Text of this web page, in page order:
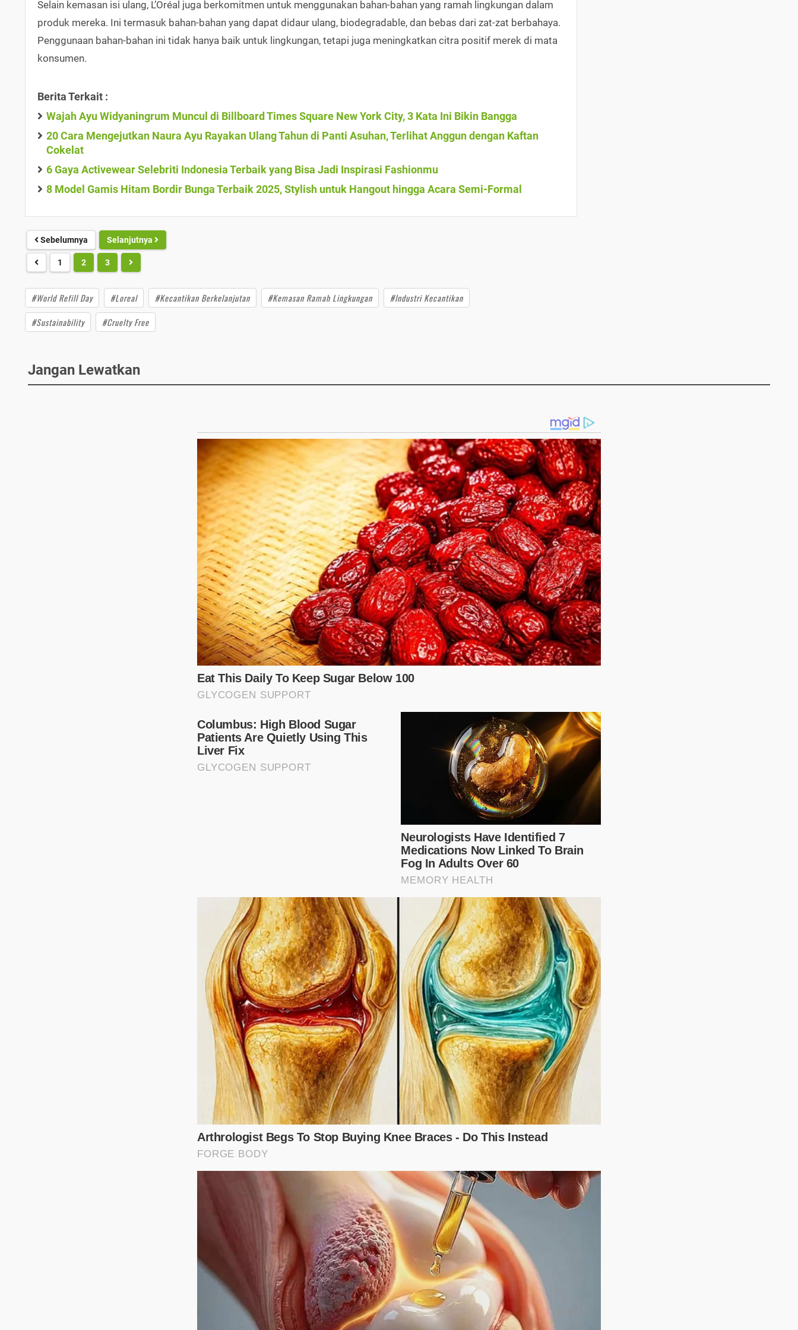
Selain kemasan isi ulang, L’Oréal juga berkomitmen untuk menggunakan bahan-bahan yang ramah lingkungan dalam
produk mereka. Ini termasuk bahan-bahan yang dapat didaur ulang, biodegradable, dan bebas dari zat-zat berbahaya.
Penggunaan bahan-bahan ini tidak hanya baik untuk lingkungan, tetapi juga meningkatkan citra positif merek di mata
konsumen.
Berita Terkait :
Wajah Ayu Widyaningrum Muncul di Billboard Times Square New York City, 3 Kata Ini Bikin Bangga
20 Cara Mengejutkan Naura Ayu Rayakan Ulang Tahun di Panti Asuhan, Terlihat Anggun dengan Kaftan
Cokelat
6 Gaya Activewear Selebriti Indonesia Terbaik yang Bisa Jadi Inspirasi Fashionmu
8 Model Gamis Hitam Bordir Bunga Terbaik 2025, Stylish untuk Hangout hingga Acara Semi-Formal
Sebelumnya Selanjutnya
1 2 3
#World Refill Day #Loreal #Kecantikan Berkelanjutan #Kemasan Ramah Lingkungan
#Industri Kecantikan
#Sustainability
#Cruelty Free
Jangan Lewatkan